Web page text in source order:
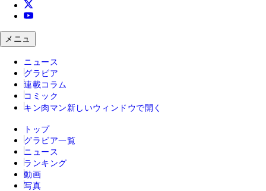
メニュ
ニュース
グラビア
連載コラム
コミック
キン肉マン 新しいウィンドウで開く
トップ
グラビア一覧
ニュース
ランキング
動画
写真